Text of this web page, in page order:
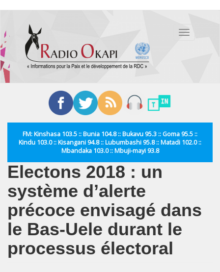
contenu
principal
Toggle
FM: Kinshasa 103.5 :: Bunia 104.8 :: Bukavu 95.3 :: Goma 95.5 ::
Kindu 103.0 :: Kisangani 94.8 :: Lubumbashi 95.8 :: Matadi 102.0 ::
Mbandaka 103.0 :: Mbuji-mayi 93.8
Electons 2018 : un
système d’alerte
précoce envisagé dans
le Bas-Uele durant le
processus électoral